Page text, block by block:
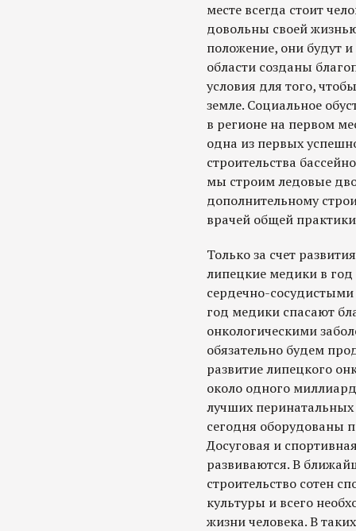
месте всегда стоит
довольны своей
положение, они будут
области созданы
условия для того,
земле. Социальное
в регионе на первом
одна из первых
строительства
мы строим ледовые
дополнительному
врачей общей
Только за счет
липецкие медики в
сердечно-
год медики спасают
онкологическими
обязательно будем
развитие липецкого
около одного
лучших
сегодня оборудованы
Досуговая и
развиваются. В
строительство сотен
культуры и всего
жизни человека. В